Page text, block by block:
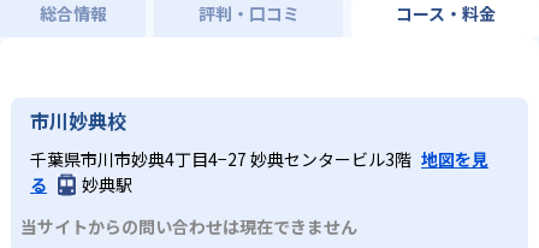
総合情報 評判・口コミ コース・料金
市川妙典校
千葉県市川市妙典4丁目4−27 妙典センタービル3階 地図を見
る
妙典駅
当サイトからの問い合わせは現在できません